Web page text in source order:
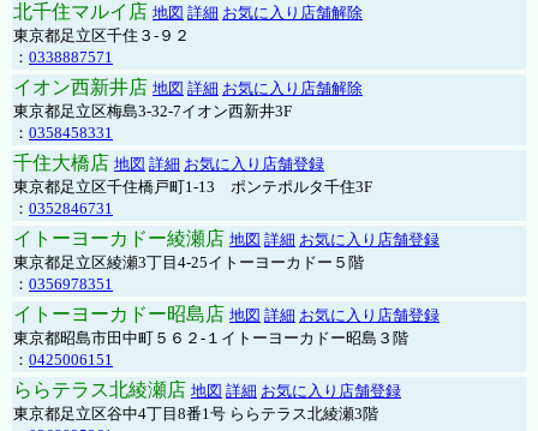
北千住マルイ店 地図 詳細 お気に入り店舗解除
東京都足立区千住３-９２
： 0338887571
イオン西新井店 地図 詳細 お気に入り店舗解除
東京都足立区梅島3-32-7イオン西新井3F
： 0358458331
千住大橋店 地図 詳細 お気に入り店舗登録
東京都足立区千住橋戸町1-13 ポンテポルタ千住3F
： 0352846731
イトーヨーカドー綾瀬店 地図 詳細 お気に入り店舗登録
東京都足立区綾瀬3丁目4-25イトーヨーカドー５階
： 0356978351
イトーヨーカドー昭島店 地図 詳細 お気に入り店舗登録
東京都昭島市田中町５６２-１イトーヨーカドー昭島３階
： 0425006151
ららテラス北綾瀬店 地図 詳細 お気に入り店舗登録
東京都足立区谷中4丁目8番1号 ららテラス北綾瀬3階